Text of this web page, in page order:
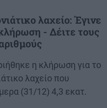
λαχείο: Έγινε
- Δέιτε τους
η κλήρωση για το
λαχείο που
(31/12) 4,3 εκατ.